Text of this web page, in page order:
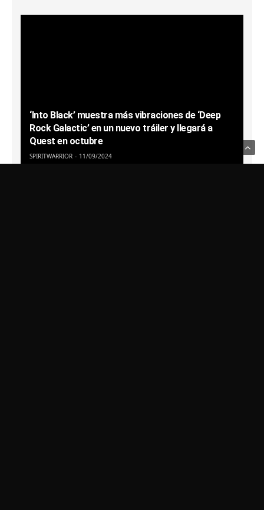
‘Into Black’ muestra más vibraciones de ‘Deep
Rock Galactic’ en un nuevo tráiler y llegará a
Quest en octubre
SPIRITWARRIOR 11/09/2024